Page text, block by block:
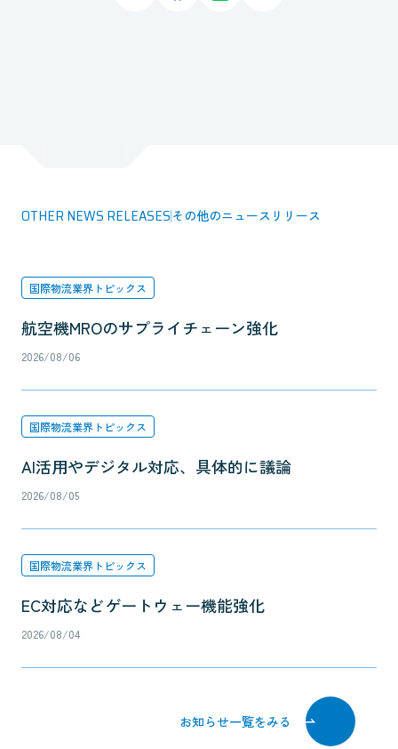
OTHER NEWS RELEASES その他のニュースリリース
国際物流業界トピックス
航空機MROのサプライチェーン強化
2026/08/06
国際物流業界トピックス
AI活用やデジタル対応、具体的に議論
2026/08/05
国際物流業界トピックス
EC対応などゲートウェー機能強化
2026/08/04
お知らせ一覧をみる